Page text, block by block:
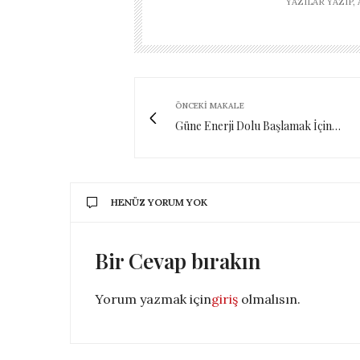
ÖNCEKI MAKALE
Güne Enerji Dolu Başlamak İçin…
HENÜZ YORUM YOK
Bir Cevap bırakın
Yorum yazmak içingiriş olmalısın.